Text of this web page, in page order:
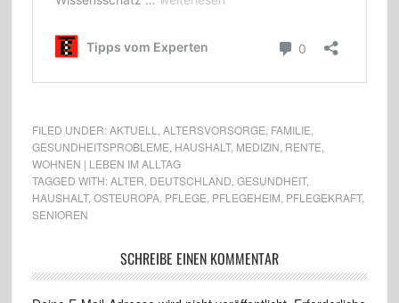
FILED UNDER:AKTUELL ALTERSVORSORGE FAMILIE
GESUNDHEITSPROBLEME HAUSHALT, MEDIZIN RENTE
WOHNEN | LEBEN IM ALLTAG
TAGGED WITH:ALTER DEUTSCHLAND GESUNDHEIT,
HAUSHALT, OSTEUROPA, PFLEGE PFLEGEHEIM PFLEGEKRAFT,
SENIOREN
SCHREIBE EINEN KOMMENTAR